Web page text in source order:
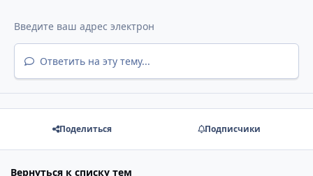
Ответить на эту тему...
Поделиться Подписчики
Вернуться к списку тем